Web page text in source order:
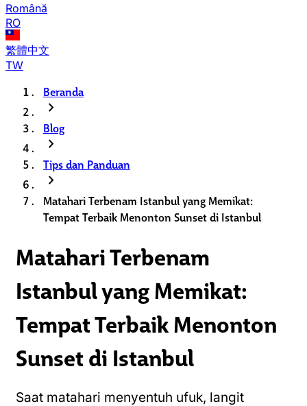
Română
RO
繁體中文
TW
Beranda
chevron_right
Blog
chevron_right
Tips dan Panduan
chevron_right
Matahari Terbenam Istanbul yang Memikat:
Tempat Terbaik Menonton Sunset di Istanbul
Matahari Terbenam
Istanbul yang Memikat:
Tempat Terbaik Menonton
Sunset di Istanbul
Saat matahari menyentuh ufuk, langit